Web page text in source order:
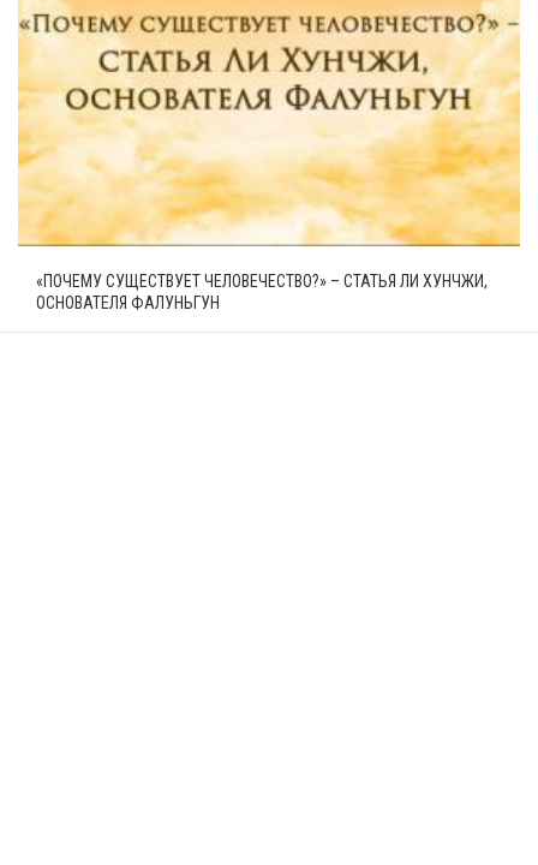
«ПОЧЕМУ СУЩЕСТВУЕТ ЧЕЛОВЕЧЕСТВО?» – СТАТЬЯ ЛИ ХУНЧЖИ,
ОСНОВАТЕЛЯ ФАЛУНЬГУН